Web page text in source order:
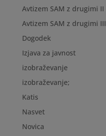
Avtizem SAM z drugimi II
Avtizem SAM z drugimi III
Dogodek
Izjava za javnost
izobraževanje
izobraževanje;
Katis
Nasvet
Novica